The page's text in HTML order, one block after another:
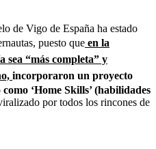
de Vigo de España ha estado
puesto que en la
sea “más completa” y
incorporaron un proyecto
‘Home Skills’ (habilidades
por todos los rincones de